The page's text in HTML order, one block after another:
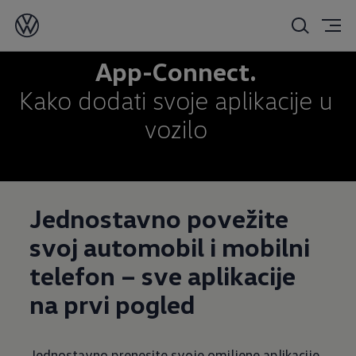
App-Connect.
Kako dodati svoje aplikacije u
vozilo
Jednostavno povežite
svoj automobil i mobilni
telefon – sve aplikacije
na prvi pogled